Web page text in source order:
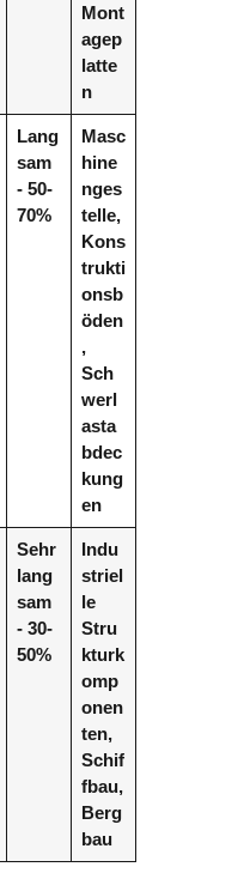
Mont
agep
latte
n
Lang
sam
- 50-
70%
Masc
hine
nges
telle,
Kons
trukti
onsb
öden
,
Sch
werl
asta
bdec
kung
en
Sehr
lang
sam
- 30-
50%
Indu
striel
le
Stru
kturk
omp
onen
ten,
Schif
fbau,
Berg
bau